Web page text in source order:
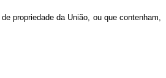
propriedade da União, ou que contenham,